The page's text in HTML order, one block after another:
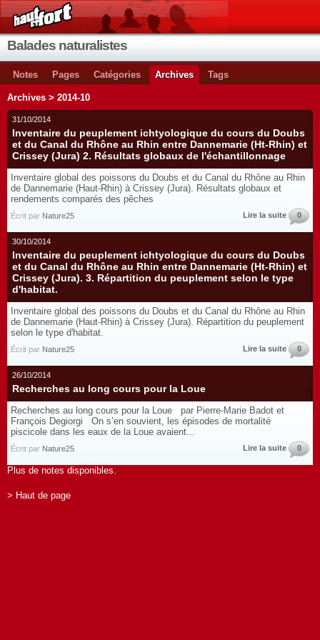
Balades naturalistes
Notes Pages Catégories Archives Tags
Archives > 2014-10
31/10/2014
Inventaire du peuplement ichtyologique du cours du Doubs
et du Canal du Rhône au Rhin entre Dannemarie (Ht-Rhin) et
Crissey (Jura) 2. Résultats globaux de l'échantillonnage
Inventaire global des poissons du Doubs et du Canal du Rhône au Rhin
de Dannemarie (Haut-Rhin) à Crissey (Jura). Résultats globaux et
rendements comparés des pêches
Écrit par Nature25 Lire la suite 0
30/10/2014
Inventaire du peuplement ichtyologique du cours du Doubs
et du Canal du Rhône au Rhin entre Dannemarie (Ht-Rhin) et
Crissey (Jura). 3. Répartition du peuplement selon le type
d'habitat.
Inventaire global des poissons du Doubs et du Canal du Rhône au Rhin
de Dannemarie (Haut-Rhin) à Crissey (Jura). Répartition du peuplement
selon le type d'habitat.
Écrit par Nature25 Lire la suite 0
26/10/2014
Recherches au long cours pour la Loue
Recherches au long cours pour la Loue par Pierre-Marie Badot et
François Degiorgi On s’en souvient, les épisodes de mortalité
piscicole dans les eaux de la Loue avaient...
Écrit par Nature25 Lire la suite 0
Plus de notes disponibles.
> Haut de page